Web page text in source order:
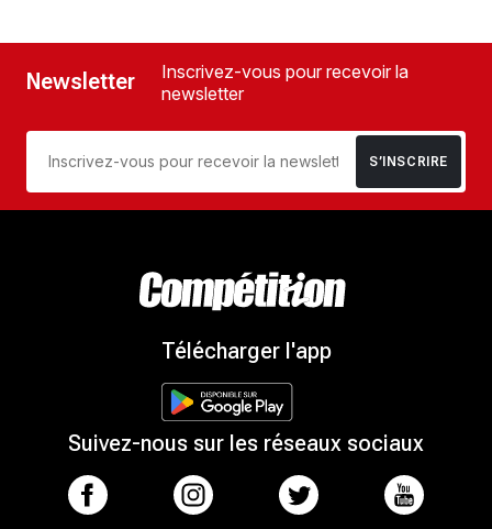
Newsletter
Inscrivez-vous pour recevoir la
newsletter
S’INSCRIRE
Télécharger l'app
Suivez-nous sur les réseaux sociaux